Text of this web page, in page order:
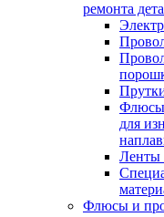
ремонта
Флюсы
для
Ленты
Флюсы и